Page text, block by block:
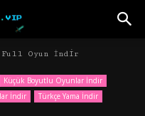
Full Oyun İndir
Küçük Boyutlu Oyunlar İndir
İndir Türkçe Yama İndir